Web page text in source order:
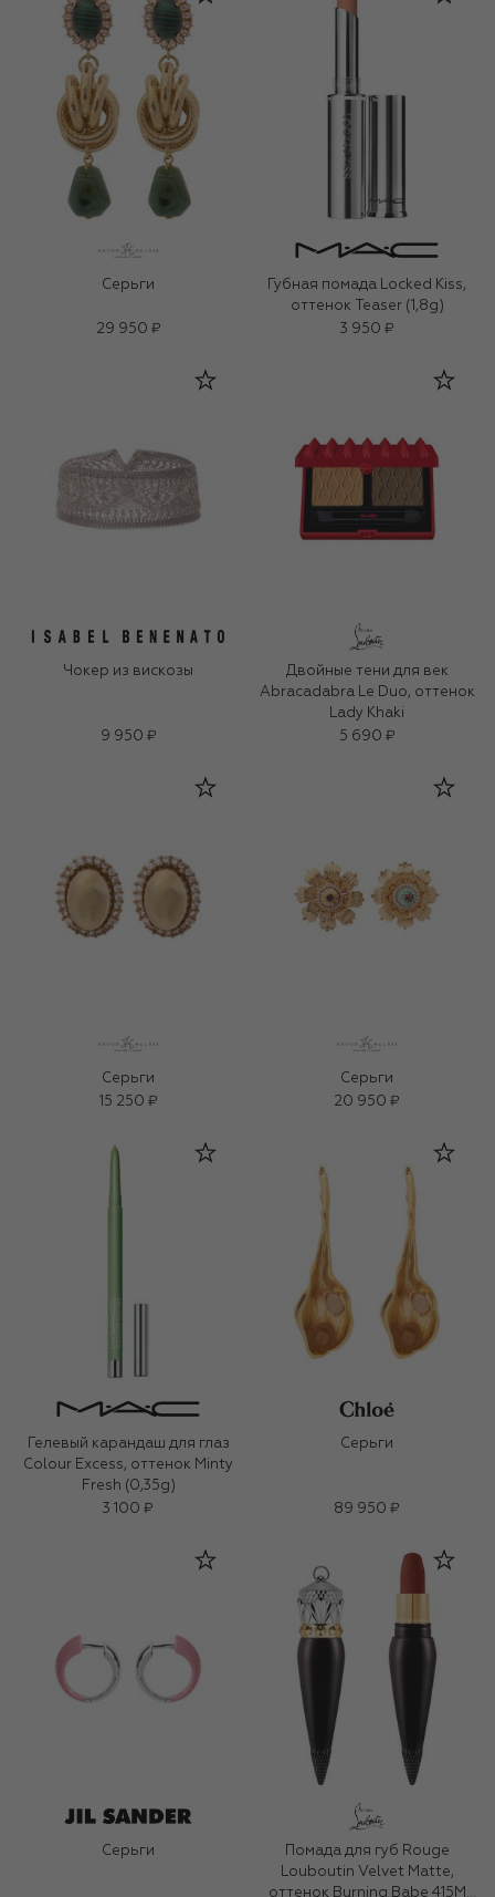
Серьги
29 950 ₽
Губная помада Locked Kiss,
оттенок Teaser (1,8g)
3 950 ₽
Чокер из вискозы
9 950 ₽
Двойные тени для век
Abracadabra Le Duo, оттенок
Lady Khaki
5 690 ₽
Серьги
15 250 ₽
Серьги
20 950 ₽
Гелевый карандаш для глаз
Colour Excess, оттенок Minty
Fresh (0,35g)
3 100 ₽
Серьги
89 950 ₽
Серьги
Помада для губ Rouge
Louboutin Velvet Matte,
оттенок Burning Babe 415M